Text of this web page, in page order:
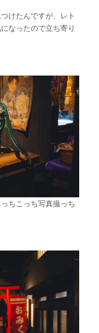
けたんですが、レト
なったので立ち寄り
ちこっち写真撮っち